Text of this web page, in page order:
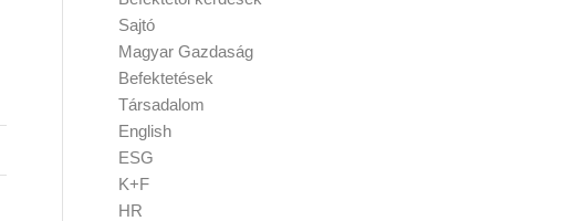
Sajtó
Magyar Gazdaság
Befektetések
Társadalom
English
ESG
K+F
HR